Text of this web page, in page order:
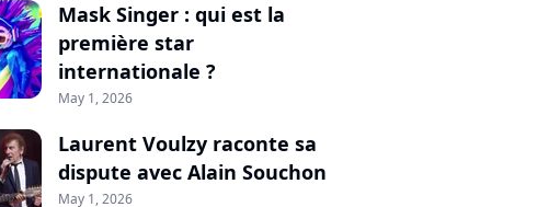
Mask Singer : qui est la
première star
internationale ?
May 1, 2026
Laurent Voulzy raconte sa
dispute avec Alain Souchon
May 1, 2026